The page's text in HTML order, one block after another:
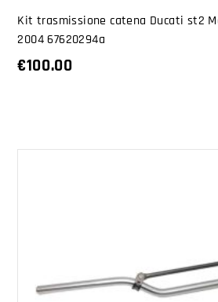
Kit trasmissione catena Ducati st2
2004 67620294a
€100.00
AGGIUNGI AL